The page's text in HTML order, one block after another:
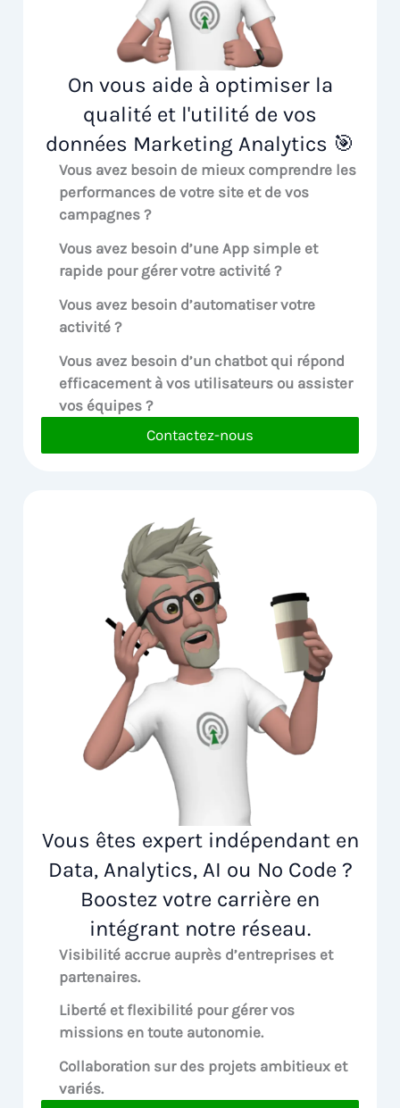
On vous aide à optimiser la
qualité et l'utilité de vos
données Marketing Analytics 🎯
Vous avez besoin de mieux comprendre les
performances de votre site et de vos
campagnes ?
Vous avez besoin d’une App simple et
rapide pour gérer votre activité ?
Vous avez besoin d’automatiser votre
activité ?
Vous avez besoin d’un chatbot qui répond
efficacement à vos utilisateurs ou assister
vos équipes ?
Contactez-nous
Vous êtes expert indépendant en
Data, Analytics, AI ou No Code ?
Boostez votre carrière en
intégrant notre réseau.
Visibilité accrue auprès d’entreprises et
partenaires.
Liberté et flexibilité pour gérer vos
missions en toute autonomie.
Collaboration sur des projets ambitieux et
variés.